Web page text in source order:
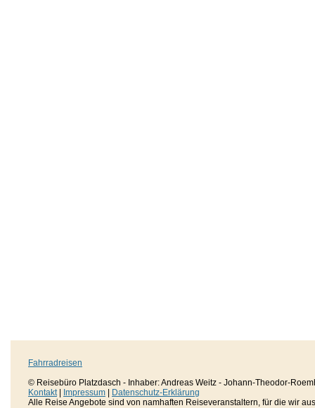
Fahrradreisen
© Reisebüro Platzdasch - Inhaber: Andreas Weitz - Johann-Theodor-
Kontakt| Impressum
Datenschutz-Erklärung
Alle Reise Angebote sind von namhaften Reiseveranstaltern, für die wir